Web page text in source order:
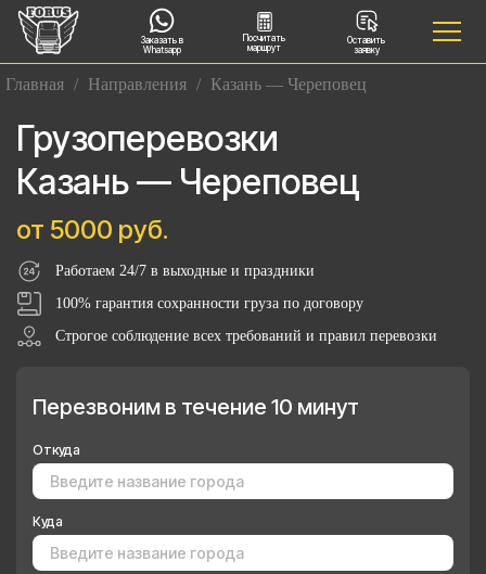
Заказать в
Whatsapp
Посчитать
маршрут
Оставить
заявку
Главная / Направления / Казань — Череповец
Грузоперевозки
Казань — Череповец
от 5000 руб.
Работаем 24/7 в выходные и праздники
100% гарантия сохранности груза по договору
Строгое соблюдение всех требований и правил перевозки
Перезвоним в течение 10 минут
Откуда
Куда